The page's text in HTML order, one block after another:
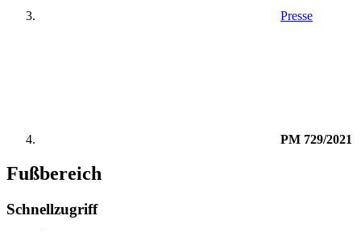
Presse
PM 729/2021
Fußbereich
Schnellzugriff